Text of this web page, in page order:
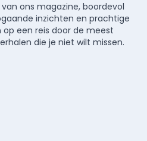
ons magazine, boordevol
inzichten en prachtige
een reis door de meest
die je niet wilt missen.